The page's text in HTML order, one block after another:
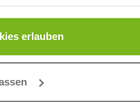
erlauben